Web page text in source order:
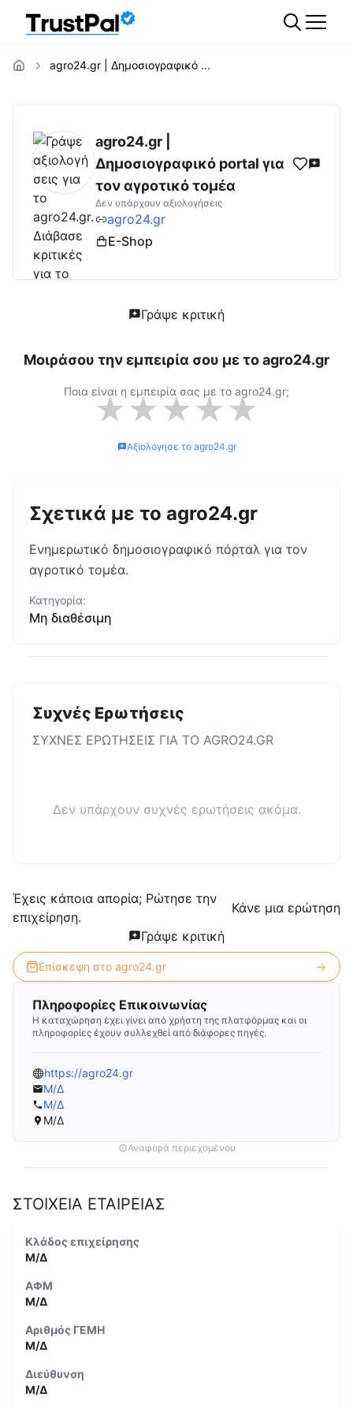
agro24.gr | Δημοσιογραφικό ...
agro24.grΑξιολογήσεις | Δες
agro24.gr |
Δημοσιογραφικό portal για
τον αγροτικό τομέα
Δεν υπάρχουν αξιολογήσεις
agro24.gr
E-Shop
Γράψε κριτική
Μοιράσου την εμπειρία σου με τοagro24.gr
Ποια είναι η εμπειρία σας με το agro24.gr;
★★★★★
Αξιολόγησε το agro24.gr
Σχετικά με το agro24.gr
Ενημερωτικό δημοσιογραφικό πόρταλ για τον
αγροτικό τομέα.
Κατηγορία:
Μη διαθέσιμη
Συχνές Ερωτήσεις
ΣΥΧΝΕΣ ΕΡΩΤΗΣΕΙΣ ΓΙΑ ΤΟ AGRO24.GR
Δεν υπάρχουν συχνές ερωτήσεις ακόμα.
Έχεις κάποια απορία; Ρώτησε την
επιχείρηση.
Κάνε μια ερώτηση
Γράψε κριτική
Επίσκεψη στο agro24.gr
Πληροφορίες Επικοινωνίας
Η καταχώρηση έχει γίνει από χρήστη της πλατφόρμας και οι
πληροφορίες έχουν συλλεχθεί από διάφορες πηγές.
https://agro24.gr
Μ/Δ
Μ/Δ
Μ/Δ
Αναφορά περιεχομένου
ΣΤΟΙΧΕΙΑ ΕΤΑΙΡΕΙΑΣ
Κλάδος επιχείρησης
Μ/Δ
ΑΦΜ
Μ/Δ
Αριθμός ΓΕΜΗ
Μ/Δ
Διεύθυνση
Μ/Δ